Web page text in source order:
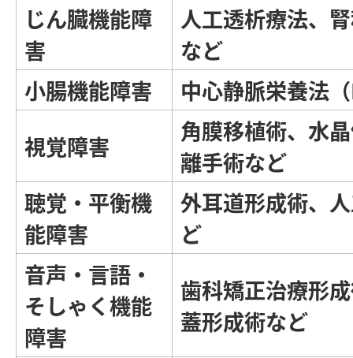
じん臓機能障
害
人工透析療法、
など
小腸機能障害
中心静脈栄養法
視覚障害
角膜移植術、水
離手術など
聴覚・平衡機
能障害
外耳道形成術、
ど
音声・言語・
そしゃく機能
障害
歯科矯正治療形
蓋形成術など